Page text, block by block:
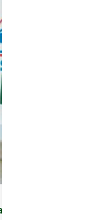
el